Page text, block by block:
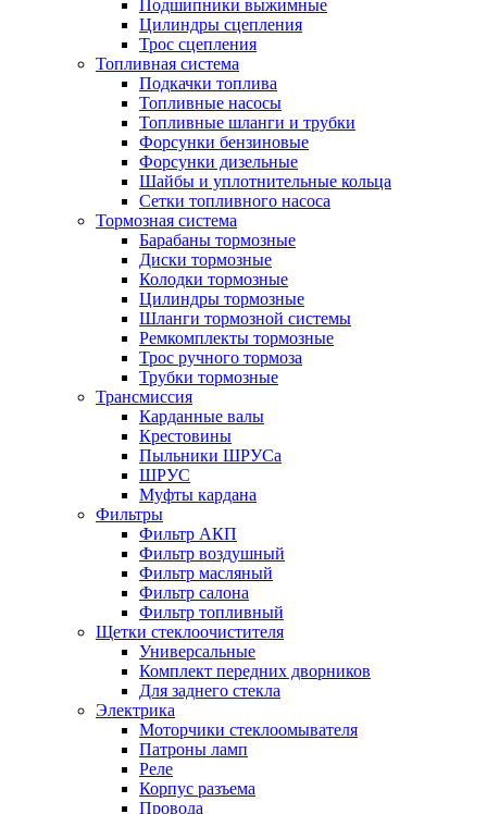
Подшипники выжимные
Цилиндры сцепления
Трос сцепления
Топливная система
Подкачки топлива
Топливные насосы
Топливные шланги и трубки
Форсунки бензиновые
Форсунки дизельные
Шайбы и уплотнительные кольца
Сетки топливного насоса
Тормозная система
Барабаны тормозные
Диски тормозные
Колодки тормозные
Цилиндры тормозные
Шланги тормозной системы
Ремкомплекты тормозные
Трос ручного тормоза
Трубки тормозные
Трансмиссия
Карданные валы
Крестовины
Пыльники ШРУСа
ШРУС
Муфты кардана
Фильтры
Фильтр АКП
Фильтр воздушный
Фильтр масляный
Фильтр салона
Фильтр топливный
Щетки стеклоочистителя
Универсальные
Комплект передних дворников
Для заднего стекла
Электрика
Моторчики стеклоомывателя
Патроны ламп
Реле
Корпус разъема
Провода